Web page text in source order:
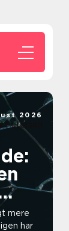
mere
har
2026
Petersen